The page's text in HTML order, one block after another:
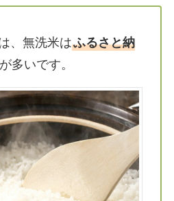
、無洗米はふるさと納
多いです。